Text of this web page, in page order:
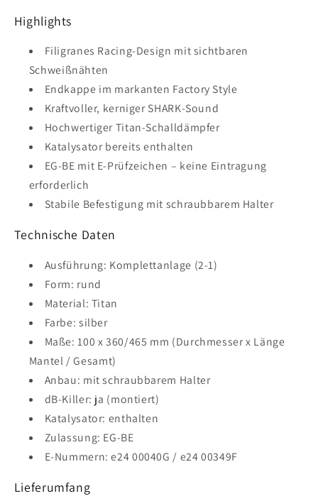
Highlights
Filigranes Racing-Design mit sichtbaren
Schweißnähten
Endkappe im markanten Factory Style
Kraftvoller, kerniger SHARK-Sound
Hochwertiger Titan-Schalldämpfer
Katalysator bereits enthalten
EG-BE mit E-Prüfzeichen – keine Eintragung
erforderlich
Stabile Befestigung mit schraubbarem Halter
Technische Daten
Ausführung: Komplettanlage (2-1)
Form: rund
Material: Titan
Farbe: silber
Maße: 100 x 360/465 mm (Durchmesser x Länge
Mantel / Gesamt)
Anbau: mit schraubbarem Halter
dB-Killer: ja (montiert)
Katalysator: enthalten
Zulassung: EG-BE
E-Nummern: e24 00040G / e24 00349F
Lieferumfang